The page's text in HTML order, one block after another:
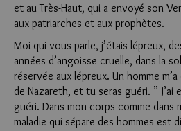
et au Très-Haut, qui a envoyé son
aux patriarches et aux prophètes.
Moi qui vous parle, j’étais lépreux,
années d’angoisse cruelle, dans la
réservée aux lépreux. Un homme
de Nazareth, et tu seras guéri. ” J’ai
guéri. Dans mon corps comme dans
maladie qui sépare des hommes est